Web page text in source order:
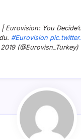
| Eurovision: You
#Eurovision
(@Eurovisn_Turkey)